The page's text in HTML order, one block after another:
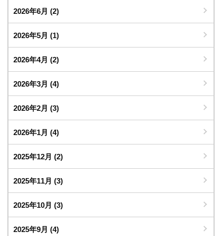
2026年6月 (2)
2026年5月 (1)
2026年4月 (2)
2026年3月 (4)
2026年2月 (3)
2026年1月 (4)
2025年12月 (2)
2025年11月 (3)
2025年10月 (3)
2025年9月 (4)